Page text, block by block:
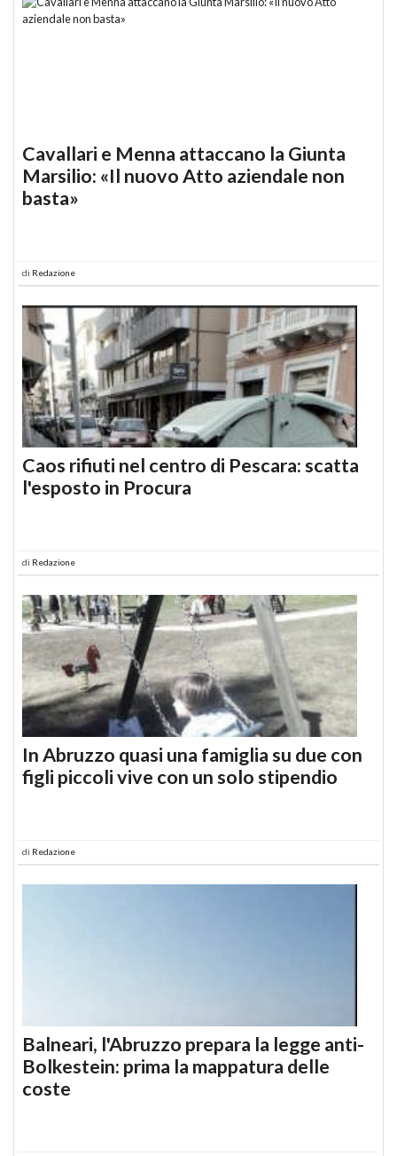
Cavallari e Menna attaccano la Giunta
Marsilio: «Il nuovo Atto aziendale non
basta»
di Redazione
Caos rifiuti nel centro di Pescara: scatta
l'esposto in Procura
di Redazione
In Abruzzo quasi una famiglia su due con
figli piccoli vive con un solo stipendio
di Redazione
Balneari, l'Abruzzo prepara la legge anti-
Bolkestein: prima la mappatura delle
coste